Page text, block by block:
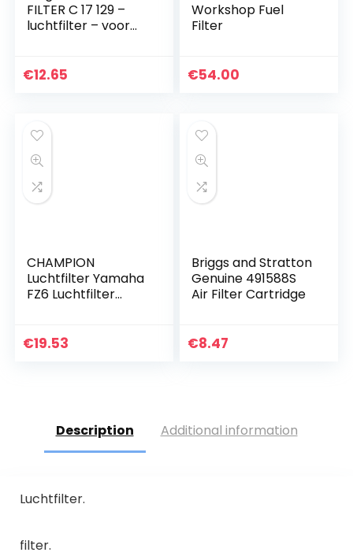
FILTER C 17 129 –
luchtfilter – voor
€12.65
Workshop Fuel
Filter
€54.00
CHAMPION
Luchtfilter Yamaha
FZ6 Luchtfilter
€19.53
Briggs and Stratton
Genuine 491588S
Air Filter Cartridge
€8.47
Description Additional information
Luchtfilter.
filter.